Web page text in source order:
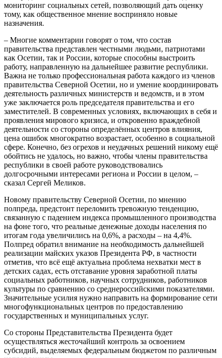
мониторинг социальных сетей, позволяющий дать оценку
тому, как общественное мнение восприняло новые
назначения.
– Многие комментарии говорят о том, что состав
правительства представлен честными людьми, патриотами
как Осетии, так и России, которые способны выстроить
работу, направленную на дальнейшее развитие республики.
Важна не только профессиональная работа каждого из членов
правительства Северной Осетии, но и умение координировать
деятельность различных министерств и ведомств, и в этом
уже заключается роль председателя правительства и его
заместителей. В современных условиях, включающих в себя и
проявления мирового кризиса, и откровенно враждебной
деятельности со стороны определённых центров влияния,
цена ошибок многократно возрастает, особенно в социальной
сфере. Конечно, без огрехов и неудачных решений никому ещё
обойтись не удалось, но важно, чтобы члены правительства
республики в своей работе руководствовались
долгосрочными интересами региона и России в целом, –
сказал Сергей Меликов.
Новому правительству Северной Осетии, по мнению
полпреда, предстоит переломить тревожную тенденцию,
связанную с падением индекса промышленного производства
на фоне того, что реальные денежные доходы населения по
итогам года увеличились на 0,6%, а расходы – на 4,4%.
Полпред обратил внимание на необходимость дальнейшей
реализации майских указов Президента РФ, в частности
отметив, что всё ещё актуальна проблема нехватки мест в
детских садах, есть отставание уровня заработной платы
социальных работников, научных сотрудников, работников
культуры по сравнению со среднероссийскими показателями.
Значительные усилия нужно направить на формирование сети
многофункциональных центров по предоставлению
государственных и муниципальных услуг.
Со стороны Представительства Президента будет
осуществляться жесточайший контроль за освоением
субсидий, выделяемых федеральным бюджетом по различным